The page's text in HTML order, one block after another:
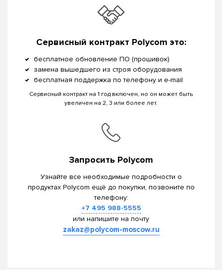
Сервисный контракт Polycom это:
бесплатное обновление ПО (прошивок)
замена вышедшего из строя оборудования
бесплатная поддержка по телефону и e-mail
Сервисный контракт на 1 год включен, но он может быть
увеличен на 2, 3 или более лет.
Запросить Polycom
Узнайте все необходимые подробности о
продуктах Polycom ещё до покупки, позвоните по
телефону:
+7 495 988-5555
или напишите на почту
zakaz@polycom-moscow.ru